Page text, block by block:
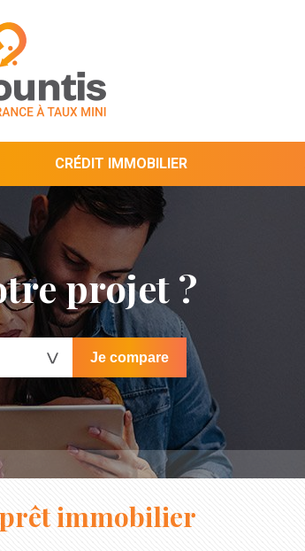
CRÉDIT IMMOBILIER
projet ?
immobilier